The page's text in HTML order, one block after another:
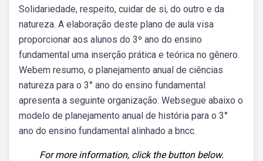
Solidariedade, respeito, cuidar de si, do outro e da
natureza. A elaboração deste plano de aula visa
proporcionar aos alunos do 3º ano do ensino
fundamental uma inserção prática e teórica no gênero.
Webem resumo, o planejamento anual de ciências
natureza para o 3° ano do ensino fundamental
apresenta a seguinte organização: Websegue abaixo o
modelo de planejamento anual de história para o 3°
ano do ensino fundamental alinhado a bncc.
For more information, click the button below.